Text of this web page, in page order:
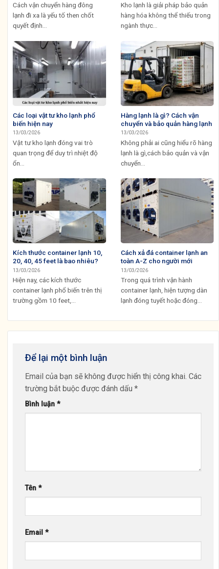
Cách vận chuyển hàng đông
lạnh đi xa là yếu tố then chốt
quyết định...
Kho lạnh là giải pháp bảo quản
hàng hóa không thể thiếu trong
ngành thực...
Các loại vật tư kho lạnh phổ
biến hiện nay
13/03/2026
Vật tư kho lạnh đóng vai trò
quan trọng để duy trì nhiệt độ
ổn...
Hàng lạnh là gì? Cách vận
chuyển và bảo quản hàng lạnh
13/03/2026
Không phải ai cũng hiểu rõ hàng
lạnh là gì,cách bảo quản và vận
chuyển...
Kích thước container lạnh 10,
20, 40, 45 feet là bao nhiêu?
13/03/2026
Hiện nay, các kích thước
container lạnh phổ biến trên thị
trường gồm 10 feet,...
Cách xả đá container lạnh an
toàn A-Z cho người mới
13/03/2026
Trong quá trình vận hành
container lạnh, hiện tượng dàn
lạnh đóng tuyết hoặc đóng...
Để lại một bình luận
Email của bạn sẽ không được hiển thị công khai. Các
trường bắt buộc được đánh dấu *
Bình luận *
Tên *
Email *